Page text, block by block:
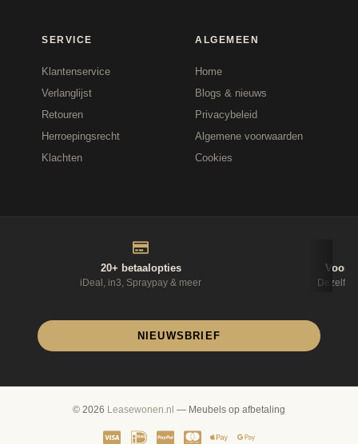
SERVICE
Klantenservice
Verlanglijst
Retouren
Herroepingsrecht
Klachten
ALGEMEEN
Home
Blogs & nieuws
Privacybeleid
Algemene voorwaarden
Cookies
20+ betaalopties
iDeal, in3, Spraypay & meer
Voor
NIEUWSBRIEF
© 2026 Leasewonen.nl — Meubels op afbetaling